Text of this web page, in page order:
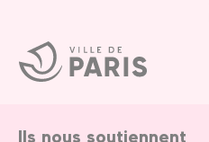
Ville
de
Paris
Ils nous soutiennent